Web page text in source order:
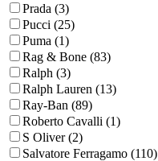
Prada (3)
Pucci (25)
Puma (1)
Rag & Bone (83)
Ralph (3)
Ralph Lauren (13)
Ray-Ban (89)
Roberto Cavalli (1)
S Oliver (2)
Salvatore Ferragamo (110)